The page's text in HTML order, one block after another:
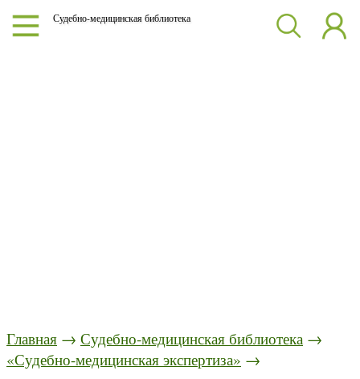
Судебно-медицинская библиотека
Главная → Судебно-медицинская библиотека →
«Судебно-медицинская экспертиза» →